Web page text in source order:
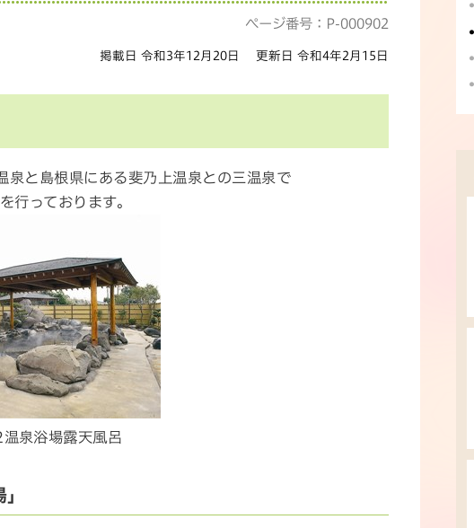
ページ番号：P-000902
掲載日 令和3年12月20日 更新日 令和4年2月15日
泉と島根県にある斐乃上温泉との三温泉で
行っております。
温泉浴場露天風呂